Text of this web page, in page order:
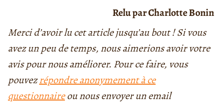
Relu par Charlotte Bonin
Merci d’avoir lu cet article jusqu’au bout ! Si vous
avez un peu de temps, nous aimerions avoir votre
avis pour nous améliorer. Pour ce faire, vous
pouvezrépondre anonymement à ce
questionnaireou nous envoyer un email